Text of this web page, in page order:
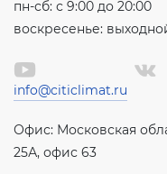
пн-сб: с 9:00 до 20:00
воскресенье:
info@citiclimat.ru
Офис: Московская
25А, офис 63